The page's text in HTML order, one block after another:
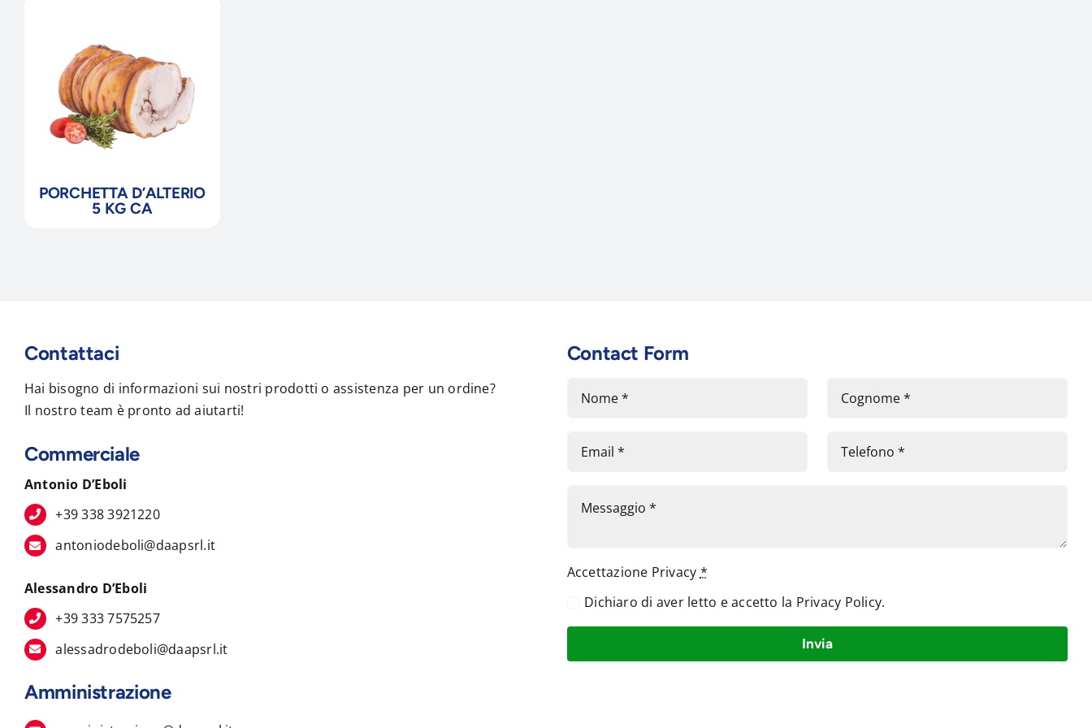
PORCHETTA D’ALTERIO
5 KG CA
Contattaci
Hai bisogno di informazioni sui nostri prodotti o assistenza per un ordine?
Il nostro team è pronto ad aiutarti!
Commerciale
Antonio D’Eboli
+39 338 3921220
antoniodeboli@daapsrl.it
Alessandro D’Eboli
+39 333 7575257
alessadrodeboli@daapsrl.it
Amministrazione
Contact Form
Accettazione Privacy *
Dichiaro di aver letto e accetto la Privacy Policy.
Invia